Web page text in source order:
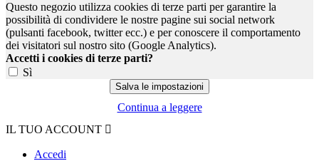
Questo negozio utilizza cookies di terze parti per garantire la
possibilità di condividere le nostre pagine sui social network
(pulsanti facebook, twitter ecc.) e per conoscere il comportamento
dei visitatori sul nostro sito (Google Analytics).
Accetti i cookies di terze parti?
Sì
Continua a leggere
IL TUO ACCOUNT 
Accedi